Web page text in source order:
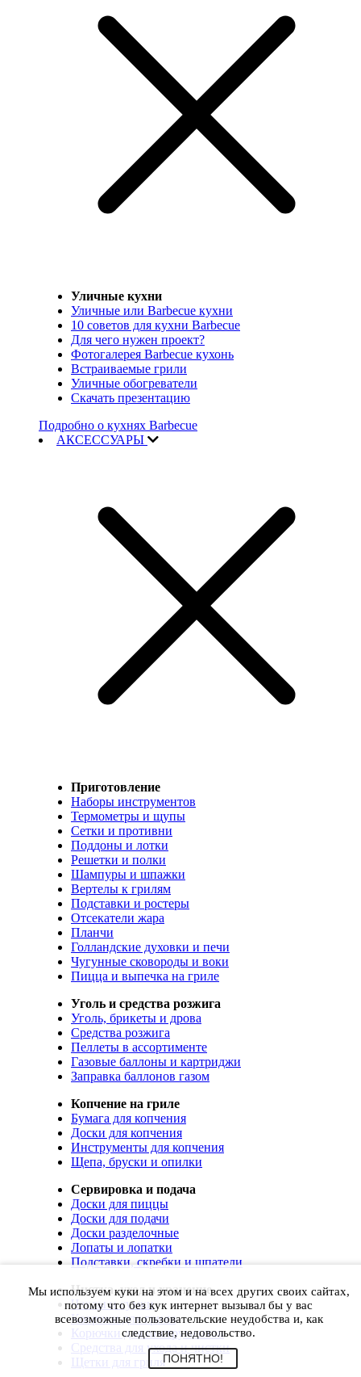
Уличные кухни
Уличные или Barbecue кухни
10 советов для кухни Barbecue
Для чего нужен проект?
Фотогалерея Barbecue кухонь
Встраиваемые грили
Уличные обогреватели
Скачать презентацию
Подробно о кухнях Barbecue
АКСЕССУАРЫ
Приготовление
Наборы инструментов
Термометры и щупы
Сетки и противни
Поддоны и лотки
Решетки и полки
Шампуры и шпажки
Вертелы к грилям
Подставки и ростеры
Отсекатели жара
Планчи
Голландские духовки и печи
Чугунные сковороды и воки
Пицца и выпечка на гриле
Уголь и средства розжига
Уголь, брикеты и дрова
Средства розжига
Пеллеты в ассортименте
Газовые баллоны и картриджи
Заправка баллонов газом
Копчение на гриле
Бумага для копчения
Доски для копчения
Инструменты для копчения
Щепа, бруски и опилки
Сервировка и подача
Доски для пиццы
Доски для подачи
Доски разделочные
Лопаты и лопатки
Подставки, скребки и шпатели
Чистка, уход и хранение
Чехлы и сумки
Коврики для гриля
Корючки для инструментов
Средства для ухода и чистки
Щетки для гриля
Мы используем куки на этом и на всех других своих сайтах,
потому что без кук интернет вызывал бы у вас
всевозможные пользовательские неудобства и, как
следствие, недовольство.
ПОНЯТНО!